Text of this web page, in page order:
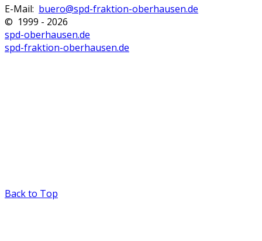
E-Mail: buero@spd-fraktion-oberhausen.de
© 1999 - 2026
spd-oberhausen.de
spd-fraktion-oberhausen.de
Back to Top